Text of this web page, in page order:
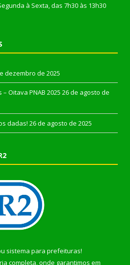
à Sexta, das 7h30 às 13h30
dezembro de 2025
Oitava PNAB 2025 26 de agosto de
dadas! 26 de agosto de 2025
sistema para prefeituras!
completa, onde garantimos em